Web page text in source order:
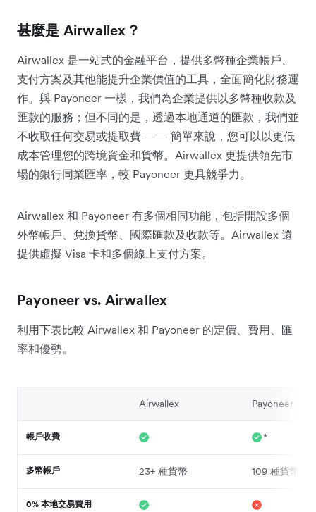
甚麼是 Airwallex？
Airwallex 是一站式的金融平台，提供多幣種企業帳戶、
支付方案及其他能提升企業價值的工具，全面簡化財務運
作。與 Payoneer 一樣，我們為企業提供以多幣種收款及
匯款的服務；但不同的是，透過本地通道的匯款，我們並
不收取任何交易或提取費 —— 簡單來說，您可以以更低
成本管理您的跨境資金和貨幣。Airwallex 更提供領先市
場的銀行同業匯率，較 Payoneer 更具競爭力。
Airwallex 和 Payoneer 有多個相同功能，包括開設多個
外幣帳戶、兌換貨幣、國際匯款及收款等。Airwallex 還
提供虛擬 Visa 卡和多個線上支付方案。
Payoneer vs. Airwallex
利用下表比較 Airwallex 和 Payoneer 的定價、費用、匯
率和優勢。
Airwallex Payoneer
帳戶收費 *
多幣帳戶 23+ 種貨幣 109 種貨幣
0% 本地交易費用